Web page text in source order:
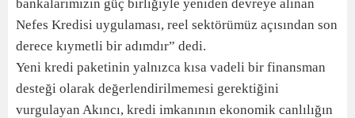
bankalarımızın güç birliğiyle yeniden devreye alınan
Nefes Kredisi uygulaması, reel sektörümüz açısından son
derece kıymetli bir adımdır” dedi.
Yeni kredi paketinin yalnızca kısa vadeli bir finansman
desteği olarak değerlendirilmemesi gerektiğini
vurgulayan Akıncı, kredi imkanının ekonomik canlılığın